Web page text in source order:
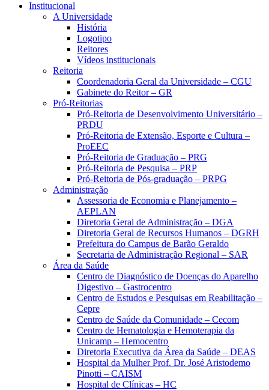
Institucional
A Universidade
História
Logotipo
Reitores
Vídeos institucionais
Reitoria
Coordenadoria Geral da Universidade – CGU
Gabinete do Reitor – GR
Pró-Reitorias
Pró-Reitoria de Desenvolvimento Universitário –
PRDU
Pró-Reitoria de Extensão, Esporte e Cultura –
ProEEC
Pró-Reitoria de Graduação – PRG
Pró-Reitoria de Pesquisa – PRP
Pró-Reitoria de Pós-graduação – PRPG
Administração
Assessoria de Economia e Planejamento –
AEPLAN
Diretoria Geral de Administração – DGA
Diretoria Geral de Recursos Humanos – DGRH
Prefeitura do Campus de Barão Geraldo
Secretaria de Administração Regional – SAR
Área da Saúde
Centro de Diagnóstico de Doenças do Aparelho
Digestivo – Gastrocentro
Centro de Estudos e Pesquisas em Reabilitação –
Cepre
Centro de Saúde da Comunidade – Cecom
Centro de Hematologia e Hemoterapia da
Unicamp – Hemocentro
Diretoria Executiva da Área da Saúde – DEAS
Hospital da Mulher Prof. Dr. José Aristodemo
Pinotti – CAISM
Hospital de Clínicas – HC